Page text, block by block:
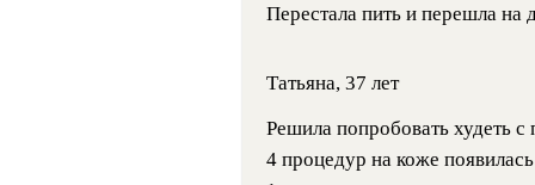
Перестала пить и перешла на
Татьяна, 37 лет
Решила попробовать худеть
4 процедур на коже